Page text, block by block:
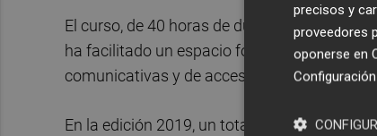
El curso, de 40 horas de duración, se ha
ha facilitado un espacio formativo de ocio
comunicativas y de acceso a la información
En la edición 2019, un total de 20 mujeres
precisos y
proveedores
oponerse en